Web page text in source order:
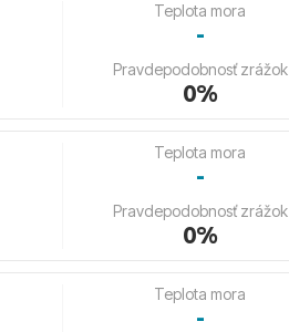
Teplota mora
-
Pravdepodobnosť zrážok
0%
Teplota mora
-
Pravdepodobnosť zrážok
0%
Teplota mora
-